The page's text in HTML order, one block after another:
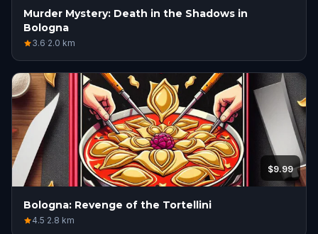
Murder Mystery: Death in the Shadows in
Bologna
3.6·2.0 km
$9.99
Bologna: Revenge of the Tortellini
4.5·2.8 km